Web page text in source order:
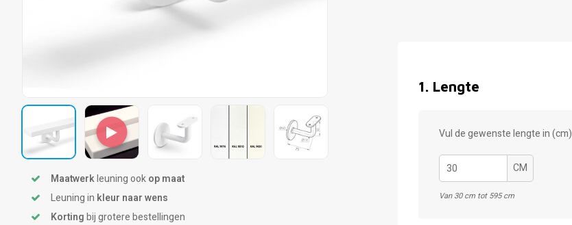
Maatwerkleuning ookop maat
Leuning in kleur naar wens
Kortingbij grotere bestellingen
1. Lengte
Vul de gewenste lengte in (cm)
CM
Van 30 cm tot 595 cm